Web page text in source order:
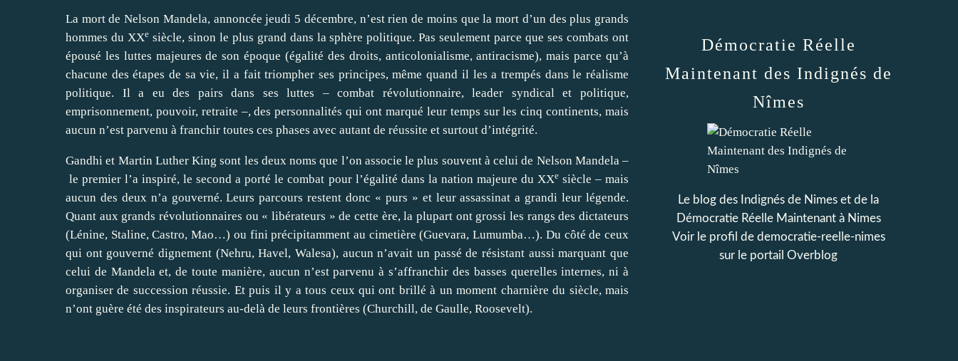
La mort de Nelson Mandela, annoncée jeudi 5 décembre, n’est rien de moins que la mort d’un des plus grands
hommes du XXesiècle, sinon le plus grand dans la sphère politique. Pas seulement parce que ses combats ont
épousé les luttes majeures de son époque (égalité des droits, anticolonialisme, antiracisme), mais parce qu’à
chacune des étapes de sa vie, il a fait triompher ses principes, même quand il les a trempés dans le réalisme
politique. Il a eu des pairs dans ses luttes – combat révolutionnaire, leader syndical et politique,
emprisonnement, pouvoir, retraite –, des personnalités qui ont marqué leur temps sur les cinq continents, mais
aucun n’est parvenu à franchir toutes ces phases avec autant de réussite et surtout d’intégrité.
Gandhi et Martin Luther King sont les deux noms que l’on associe le plus souvent à celui de Nelson Mandela –
le premier l’a inspiré, le second a porté le combat pour l’égalité dans la nation majeure du XXesiècle – mais
aucun des deux n’a gouverné. Leurs parcours restent donc « purs » et leur assassinat a grandi leur légende.
Quant aux grands révolutionnaires ou « libérateurs » de cette ère, la plupart ont grossi les rangs des dictateurs
(Lénine, Staline, Castro, Mao…) ou fini précipitamment au cimetière (Guevara, Lumumba…). Du côté de ceux
qui ont gouverné dignement (Nehru, Havel, Walesa), aucun n’avait un passé de résistant aussi marquant que
celui de Mandela et, de toute manière, aucun n’est parvenu à s’affranchir des basses querelles internes, ni à
organiser de succession réussie. Et puis il y a tous ceux qui ont brillé à un moment charnière du siècle, mais
n’ont guère été des inspirateurs au-delà de leurs frontières (Churchill, de Gaulle, Roosevelt).
Démocratie Réelle
Maintenant des Indignés de
Nîmes
Le blog des Indignés de Nimes et de la
Démocratie Réelle Maintenant à Nimes
Voir le profil de democratie-reelle-nimes
sur le portail Overblog